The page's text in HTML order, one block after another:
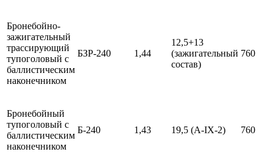
Бронебойно-
зажигательный
трассирующий
тупоголовый с
баллистическим
наконечником
БЗР-240 1,44
12,5+13
(зажигательный
состав)
760
Бронебойный
тупоголовый с
баллистическим
наконечником
Б-240 1,43 19,5 (A-IX-2) 760